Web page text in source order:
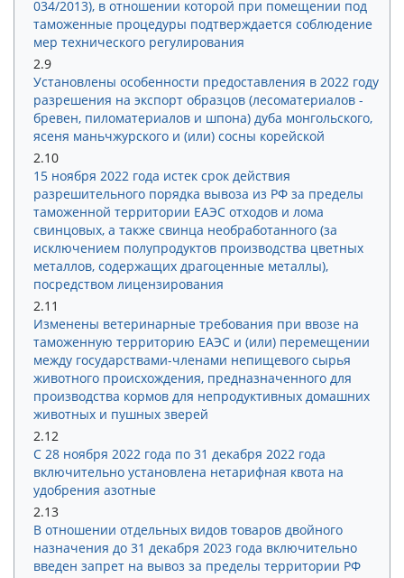
034/2013), в отношении которой при помещении под
таможенные процедуры подтверждается соблюдение
мер технического регулирования
2.9
Установлены особенности предоставления в 2022 году
разрешения на экспорт образцов (лесоматериалов -
бревен, пиломатериалов и шпона) дуба монгольского,
ясеня маньчжурского и (или) сосны корейской
2.10
15 ноября 2022 года истек срок действия
разрешительного порядка вывоза из РФ за пределы
таможенной территории ЕАЭС отходов и лома
свинцовых, а также свинца необработанного (за
исключением полупродуктов производства цветных
металлов, содержащих драгоценные металлы),
посредством лицензирования
2.11
Изменены ветеринарные требования при ввозе на
таможенную территорию ЕАЭС и (или) перемещении
между государствами-членами непищевого сырья
животного происхождения, предназначенного для
производства кормов для непродуктивных домашних
животных и пушных зверей
2.12
С 28 ноября 2022 года по 31 декабря 2022 года
включительно установлена нетарифная квота на
удобрения азотные
2.13
В отношении отдельных видов товаров двойного
назначения до 31 декабря 2023 года включительно
введен запрет на вывоз за пределы территории РФ